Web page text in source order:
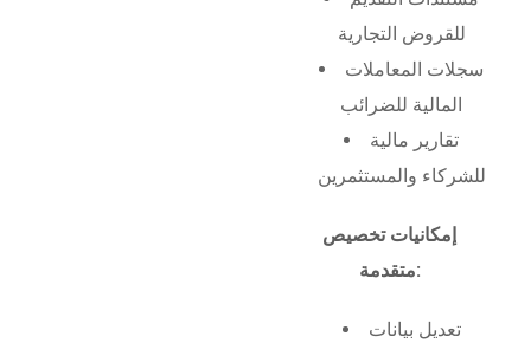
للقروض التجارية
سجلات المعاملات
المالية للضرائب
تقارير مالية
للشركاء والمستثمرين
إمكانيات تخصيص
متقدمة:
تعديل بيانات